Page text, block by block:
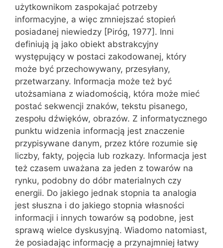
użytkownikom zaspokajać potrzeby
informacyjne, a więc zmniejszać stopień
posiadanej niewiedzy [Piróg, 1977]. Inni
definiują ją jako obiekt abstrakcyjny
występujący w postaci zakodowanej, który
może być przechowywany, przesyłany,
przetwarzany. Informacja może też być
utożsamiana z wiadomością, która może mieć
postać sekwencji znaków, tekstu pisanego,
zespołu dźwięków, obrazów. Z informatycznego
punktu widzenia informacją jest znaczenie
przypisywane danym, przez które rozumie się
liczby, fakty, pojęcia lub rozkazy. Informacja jest
też czasem uważana za jeden z towarów na
rynku, podobny do dóbr materialnych czy
energii. Do jakiego jednak stopnia ta analogia
jest słuszna i do jakiego stopnia własności
informacji i innych towarów są podobne, jest
sprawą wielce dyskusyjną. Wiadomo natomiast,
że posiadając informację a przynajmniej łatwy